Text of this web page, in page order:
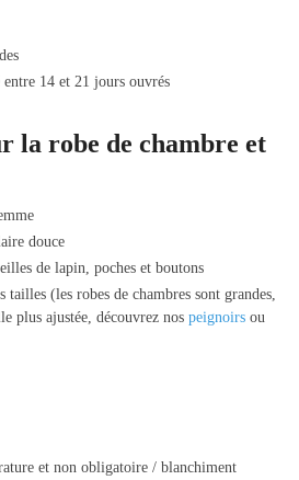
14 et 21 jours ouvrés
la robe de chambre et
douce
de lapin, poches et boutons
tailles (les robes de chambres sont grandes,
plus ajustée, découvrez nos peignoirs ou
et non obligatoire / blanchiment